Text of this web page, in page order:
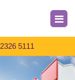
2326 5111